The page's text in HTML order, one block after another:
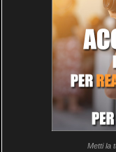
Metti la